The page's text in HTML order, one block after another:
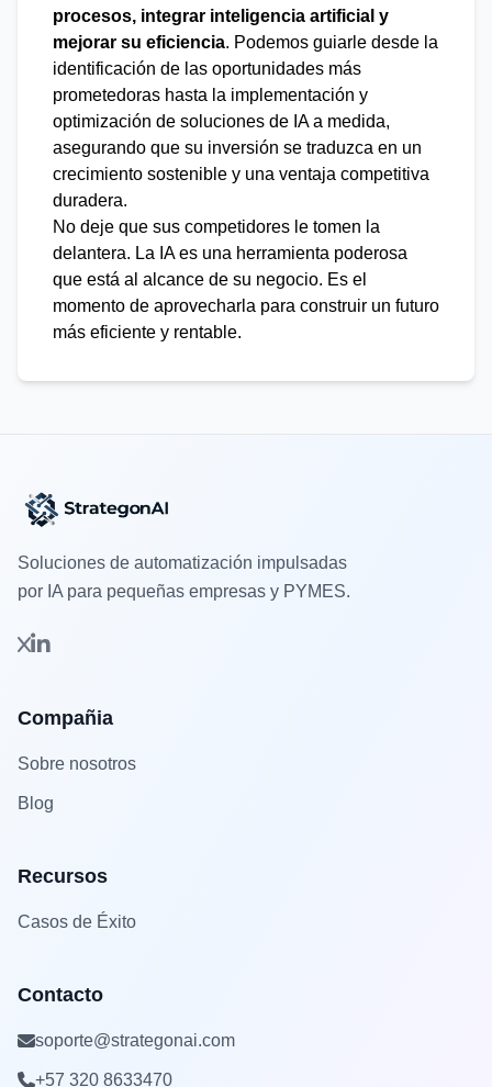
procesos, integrar inteligencia artificial y
mejorar su eficiencia. Podemos guiarle desde la
identificación de las oportunidades más
prometedoras hasta la implementación y
optimización de soluciones de IA a medida,
asegurando que su inversión se traduzca en un
crecimiento sostenible y una ventaja competitiva
duradera.
No deje que sus competidores le tomen la
delantera. La IA es una herramienta poderosa
que está al alcance de su negocio. Es el
momento de aprovecharla para construir un futuro
más eficiente y rentable.
Soluciones de automatización impulsadas
por IA para pequeñas empresas y PYMES.
Compañia
Sobre nosotros
Blog
Recursos
Casos de Éxito
Contacto
soporte@strategonai.com
+57 320 8633470